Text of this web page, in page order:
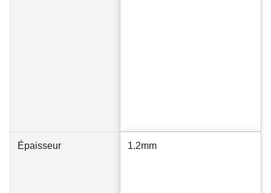
Épaisseur 1.2mm